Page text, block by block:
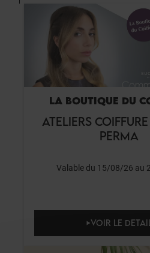
LA BOUTIQUE DU
ATELIERS
PERMA
Valable du 15/08/26 au
VOIR LE